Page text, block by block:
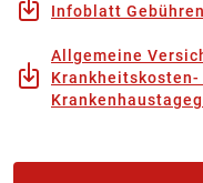
Infoblatt
Allgemeine
Krankheitskosten-